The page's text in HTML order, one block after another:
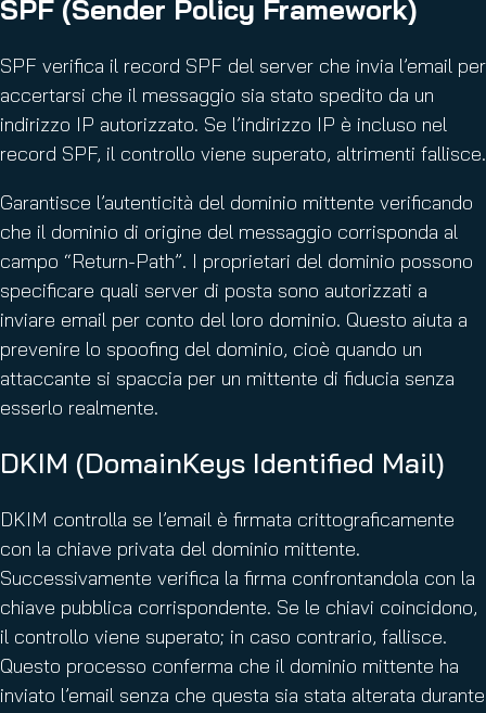
SPF (Sender Policy Framework)
SPF verifica il record SPF del server che invia l’email per
accertarsi che il messaggio sia stato spedito da un
indirizzo IP autorizzato. Se l’indirizzo IP è incluso nel
record SPF, il controllo viene superato, altrimenti fallisce.
Garantisce l’autenticità del dominio mittente verificando
che il dominio di origine del messaggio corrisponda al
campo “Return-Path”. I proprietari del dominio possono
specificare quali server di posta sono autorizzati a
inviare email per conto del loro dominio. Questo aiuta a
prevenire lo spoofing del dominio, cioè quando un
attaccante si spaccia per un mittente di fiducia senza
esserlo realmente.
DKIM (DomainKeys Identified Mail)
DKIM controlla se l’email è firmata crittograficamente
con la chiave privata del dominio mittente.
Successivamente verifica la firma confrontandola con la
chiave pubblica corrispondente. Se le chiavi coincidono,
il controllo viene superato; in caso contrario, fallisce.
Questo processo conferma che il dominio mittente ha
inviato l’email senza che questa sia stata alterata durante